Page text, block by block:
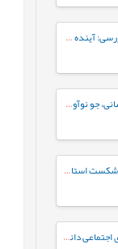
تحول در محتوای صنعت چندرسانه‌ای‌ها مورد بررسی: آینده‌ ژانر برنامه‌های تلویزیون ایران در افق 1410
رابطه بین رهبری دانش محور، توسعه منابع انسانی، جو نوآوری و رفتار کاری خلاقانه با مزیت رقابتی پایدار با نقش میانجی نواوری سازمانی
از ایده تا افول: تحلیل پدیدارشناسانه از دلایل شکست استارت‌آپ‌های ایرانی
بررسی تأثیر فضای مجازی بر یادگیری مهارت های اجتماعی دانش آموزان از دیدگاه معلمان (مطالعه موردی: شهرستان هامون)